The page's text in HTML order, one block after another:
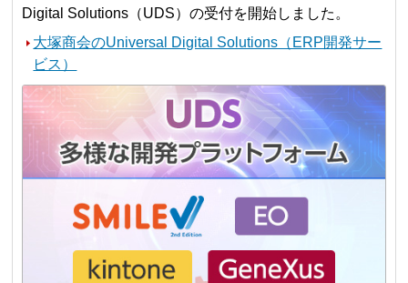
Digital Solutions（UDS）の受付を開始しました。
大塚商会のUniversal Digital Solutions（ERP開発サー
ビス）